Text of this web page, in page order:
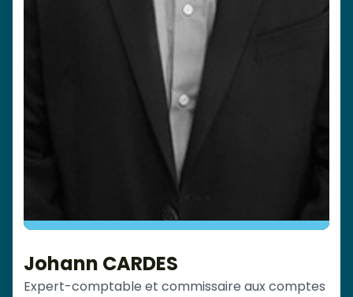
Johann CARDES
Expert-comptable et commissaire aux comptes